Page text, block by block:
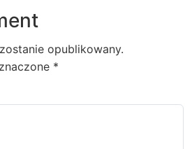
opublikowany.
*